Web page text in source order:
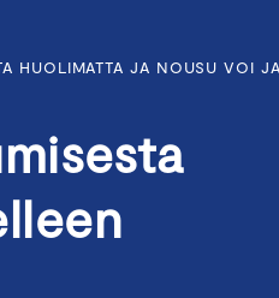
HUOLIMATTA JA NOUSU VOI